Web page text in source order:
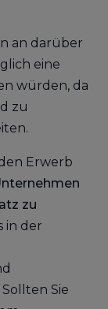
an darüber
eine
würden, da
zu
Erwerb
zu
in der
Sollten Sie